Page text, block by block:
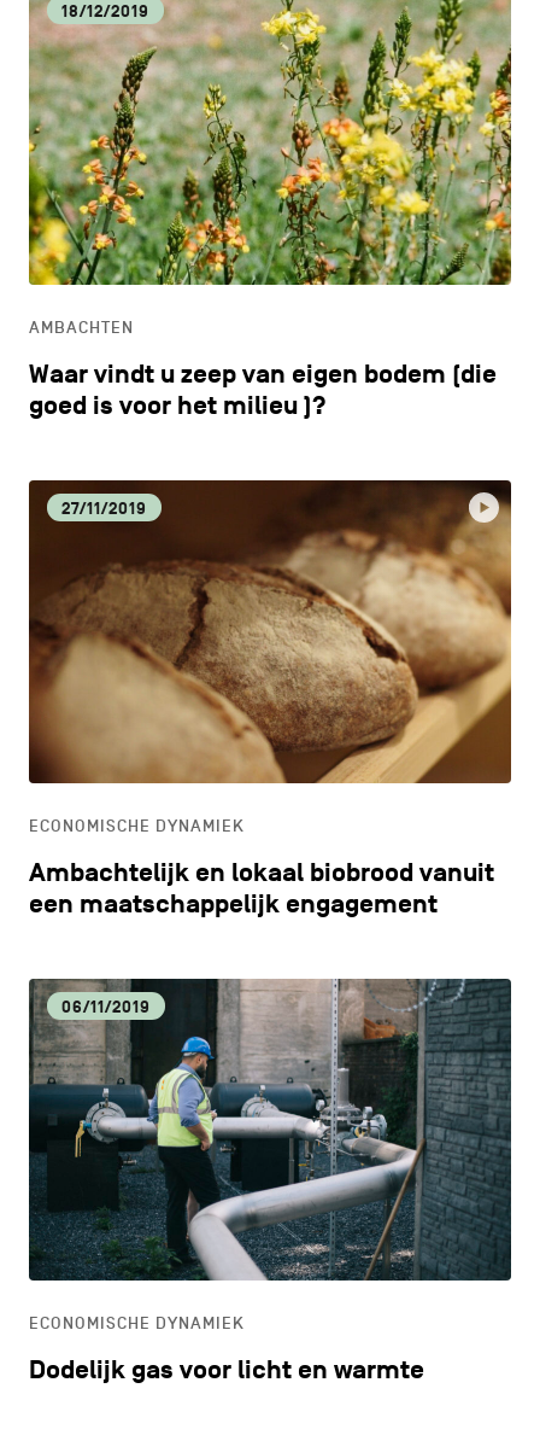
18/12/2019
AMBACHTEN
Waar vindt u zeep van eigen bodem (die
goed is voor het milieu )?
27/11/2019
ECONOMISCHE DYNAMIEK
Ambachtelijk en lokaal biobrood vanuit
een maatschappelijk engagement
06/11/2019
ECONOMISCHE DYNAMIEK
Dodelijk gas voor licht en warmte